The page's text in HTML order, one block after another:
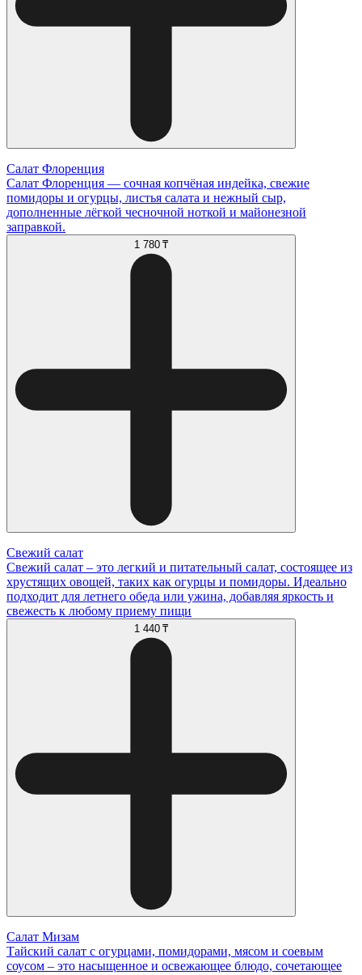
Салат Флоренция
Салат Флоренция — сочная копчёная индейка, свежие
помидоры и огурцы, листья салата и нежный сыр,
дополненные лёгкой чесночной ноткой и майонезной
заправкой.
1 780 ₸
Свежий салат
Свежий салат – это легкий и питательный салат, состоящее из
хрустящих овощей, таких как огурцы и помидоры. Идеально
подходит для летнего обеда или ужина, добавляя яркость и
свежесть к любому приему пищи
1 440 ₸
Салат Мизам
Тайский салат с огурцами, помидорами, мясом и соевым
соусом – это насыщенное и освежающее блюдо, сочетающее